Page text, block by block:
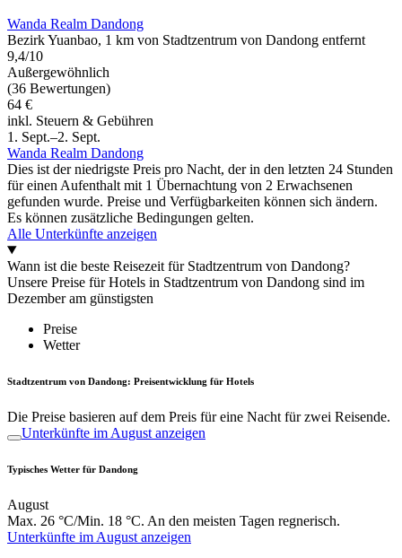
Wanda Realm Dandong
Bezirk Yuanbao, 1 km von Stadtzentrum von Dandong entfernt
9,4/10
Außergewöhnlich
(36 Bewertungen)
64 €
inkl. Steuern & Gebühren
1. Sept.–2. Sept.
Wanda Realm Dandong
Dies ist der niedrigste Preis pro Nacht, der in den letzten 24 Stunden
für einen Aufenthalt mit 1 Übernachtung von 2 Erwachsenen
gefunden wurde. Preise und Verfügbarkeiten können sich ändern.
Es können zusätzliche Bedingungen gelten.
Alle Unterkünfte anzeigen
Wann ist die beste Reisezeit für Stadtzentrum von Dandong?
Unsere Preise für Hotels in Stadtzentrum von Dandong sind im
Dezember am günstigsten
Preise
Wetter
Stadtzentrum von Dandong: Preisentwicklung für Hotels
Die Preise basieren auf dem Preis für eine Nacht für zwei Reisende.
Unterkünfte im August anzeigen
Typisches Wetter für Dandong
August
Max. 26 °C/Min. 18 °C. An den meisten Tagen regnerisch.
Unterkünfte im August anzeigen